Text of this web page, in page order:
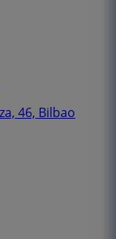
46, Bilbao